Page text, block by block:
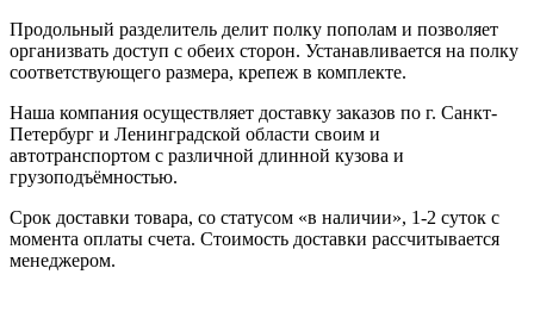
Продольный разделитель делит полку пополам и позволяет
организвать доступ с обеих сторон. Устанавливается на полку
соответствующего размера, крепеж в комплекте.
Наша компания осуществляет доставку заказов по г. Санкт-
Петербург и Ленинградской области своим и
автотранспортом с различной длинной кузова и
грузоподъёмностью.
Срок доставки товара, со статусом «в наличии», 1-2 суток с
момента оплаты счета. Стоимость доставки рассчитывается
менеджером.